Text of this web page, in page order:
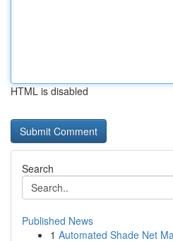
HTML is disabled
Search
Published News
1 Automated Shade Net